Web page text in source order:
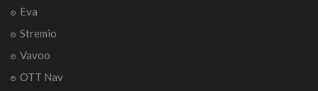
Eva
Stremio
Vavoo
OTT Nav